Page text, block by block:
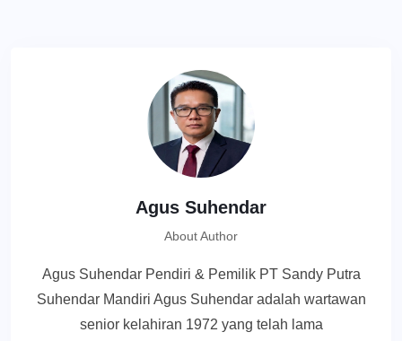
Agus Suhendar
About Author
Agus Suhendar Pendiri & Pemilik PT Sandy Putra
Suhendar Mandiri Agus Suhendar adalah wartawan
senior kelahiran 1972 yang telah lama